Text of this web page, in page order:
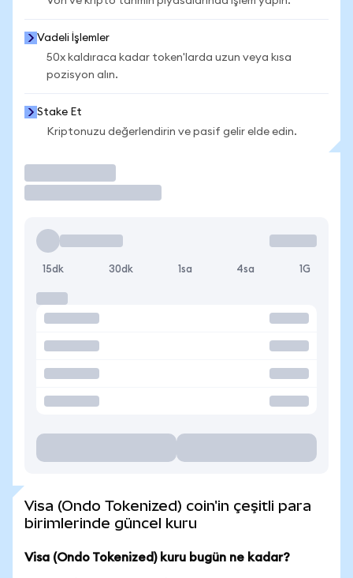
Vadeli İşlemler
50x kaldıraca kadar token'larda uzun veya kısa
pozisyon alın.
Stake Et
Kriptonuzu değerlendirin ve pasif gelir elde edin.
15dk 30dk 1sa 4sa 1G
Visa (Ondo Tokenized) coin'in çeşitli para
birimlerinde güncel kuru
Visa (Ondo Tokenized) kuru bugün ne kadar?